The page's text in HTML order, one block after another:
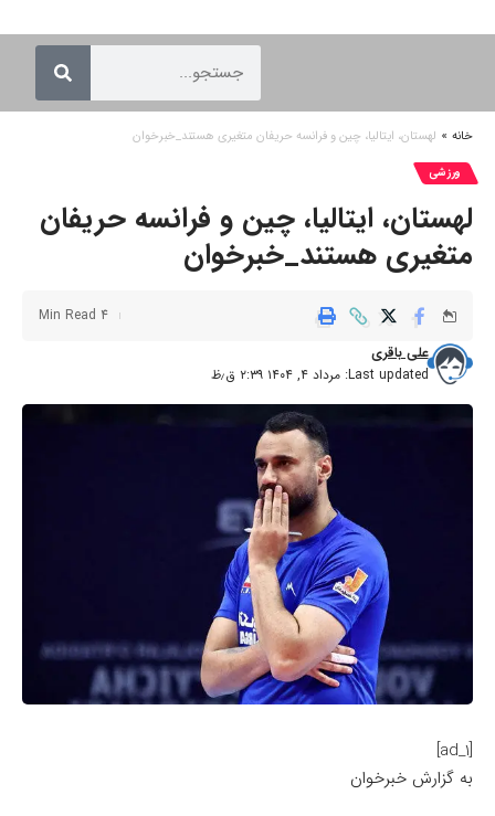
خانه » لهستان، ایتالیا، چین و فرانسه حریفان متغیری هستند_خبرخوان
ورزشی
لهستان، ایتالیا، چین و فرانسه حریفان
متغیری هستند_خبرخوان
Last updated: مرداد ۴, ۱۴۰۴ ۲:۳۹ ق٫ظ
علی باقری
4 Min Read
[ad_1]
به گزارش خبرخوان